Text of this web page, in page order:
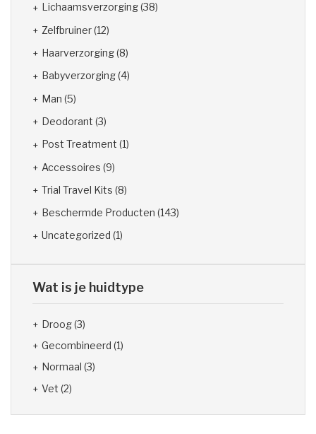
Lichaamsverzorging(38)
Zelfbruiner(12)
Haarverzorging(8)
Babyverzorging(4)
Man (5)
Deodorant (3)
Post Treatment (1)
Accessoires (9)
Trial Travel Kits (8)
Beschermde Producten (143)
Uncategorized (1)
Wat is je huidtype
Droog(3)
Gecombineerd (1)
Normaal (3)
Vet (2)